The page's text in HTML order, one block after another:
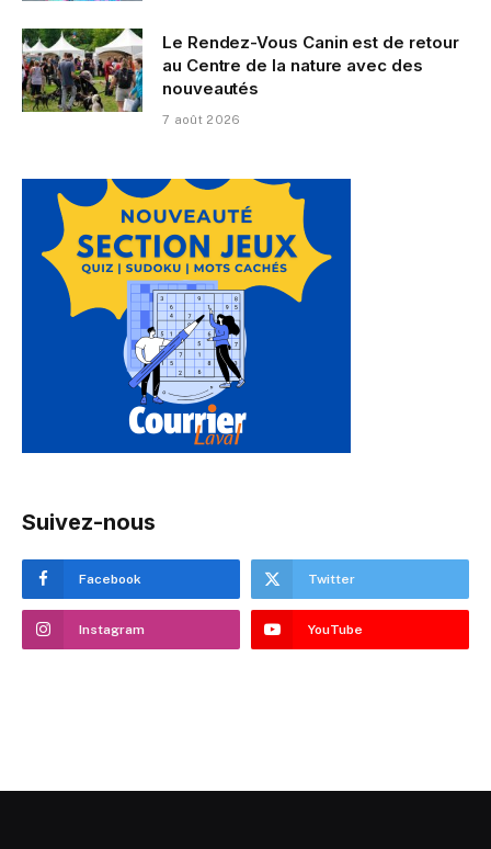
Le Rendez-Vous Canin est de retour
au Centre de la nature avec des
nouveautés
7 août 2026
Suivez-nous
Facebook Twitter
Instagram YouTube